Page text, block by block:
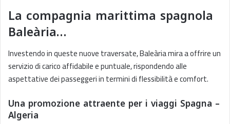
La compagnia marittima spagnola
Baleària…
Investendo in queste nuove traversate, Baleària mira a offrire un
servizio di carico affidabile e puntuale, rispondendo alle
aspettative dei passeggeri in termini di flessibilità e comfort.
Una promozione attraente per i viaggi Spagna –
Algeria